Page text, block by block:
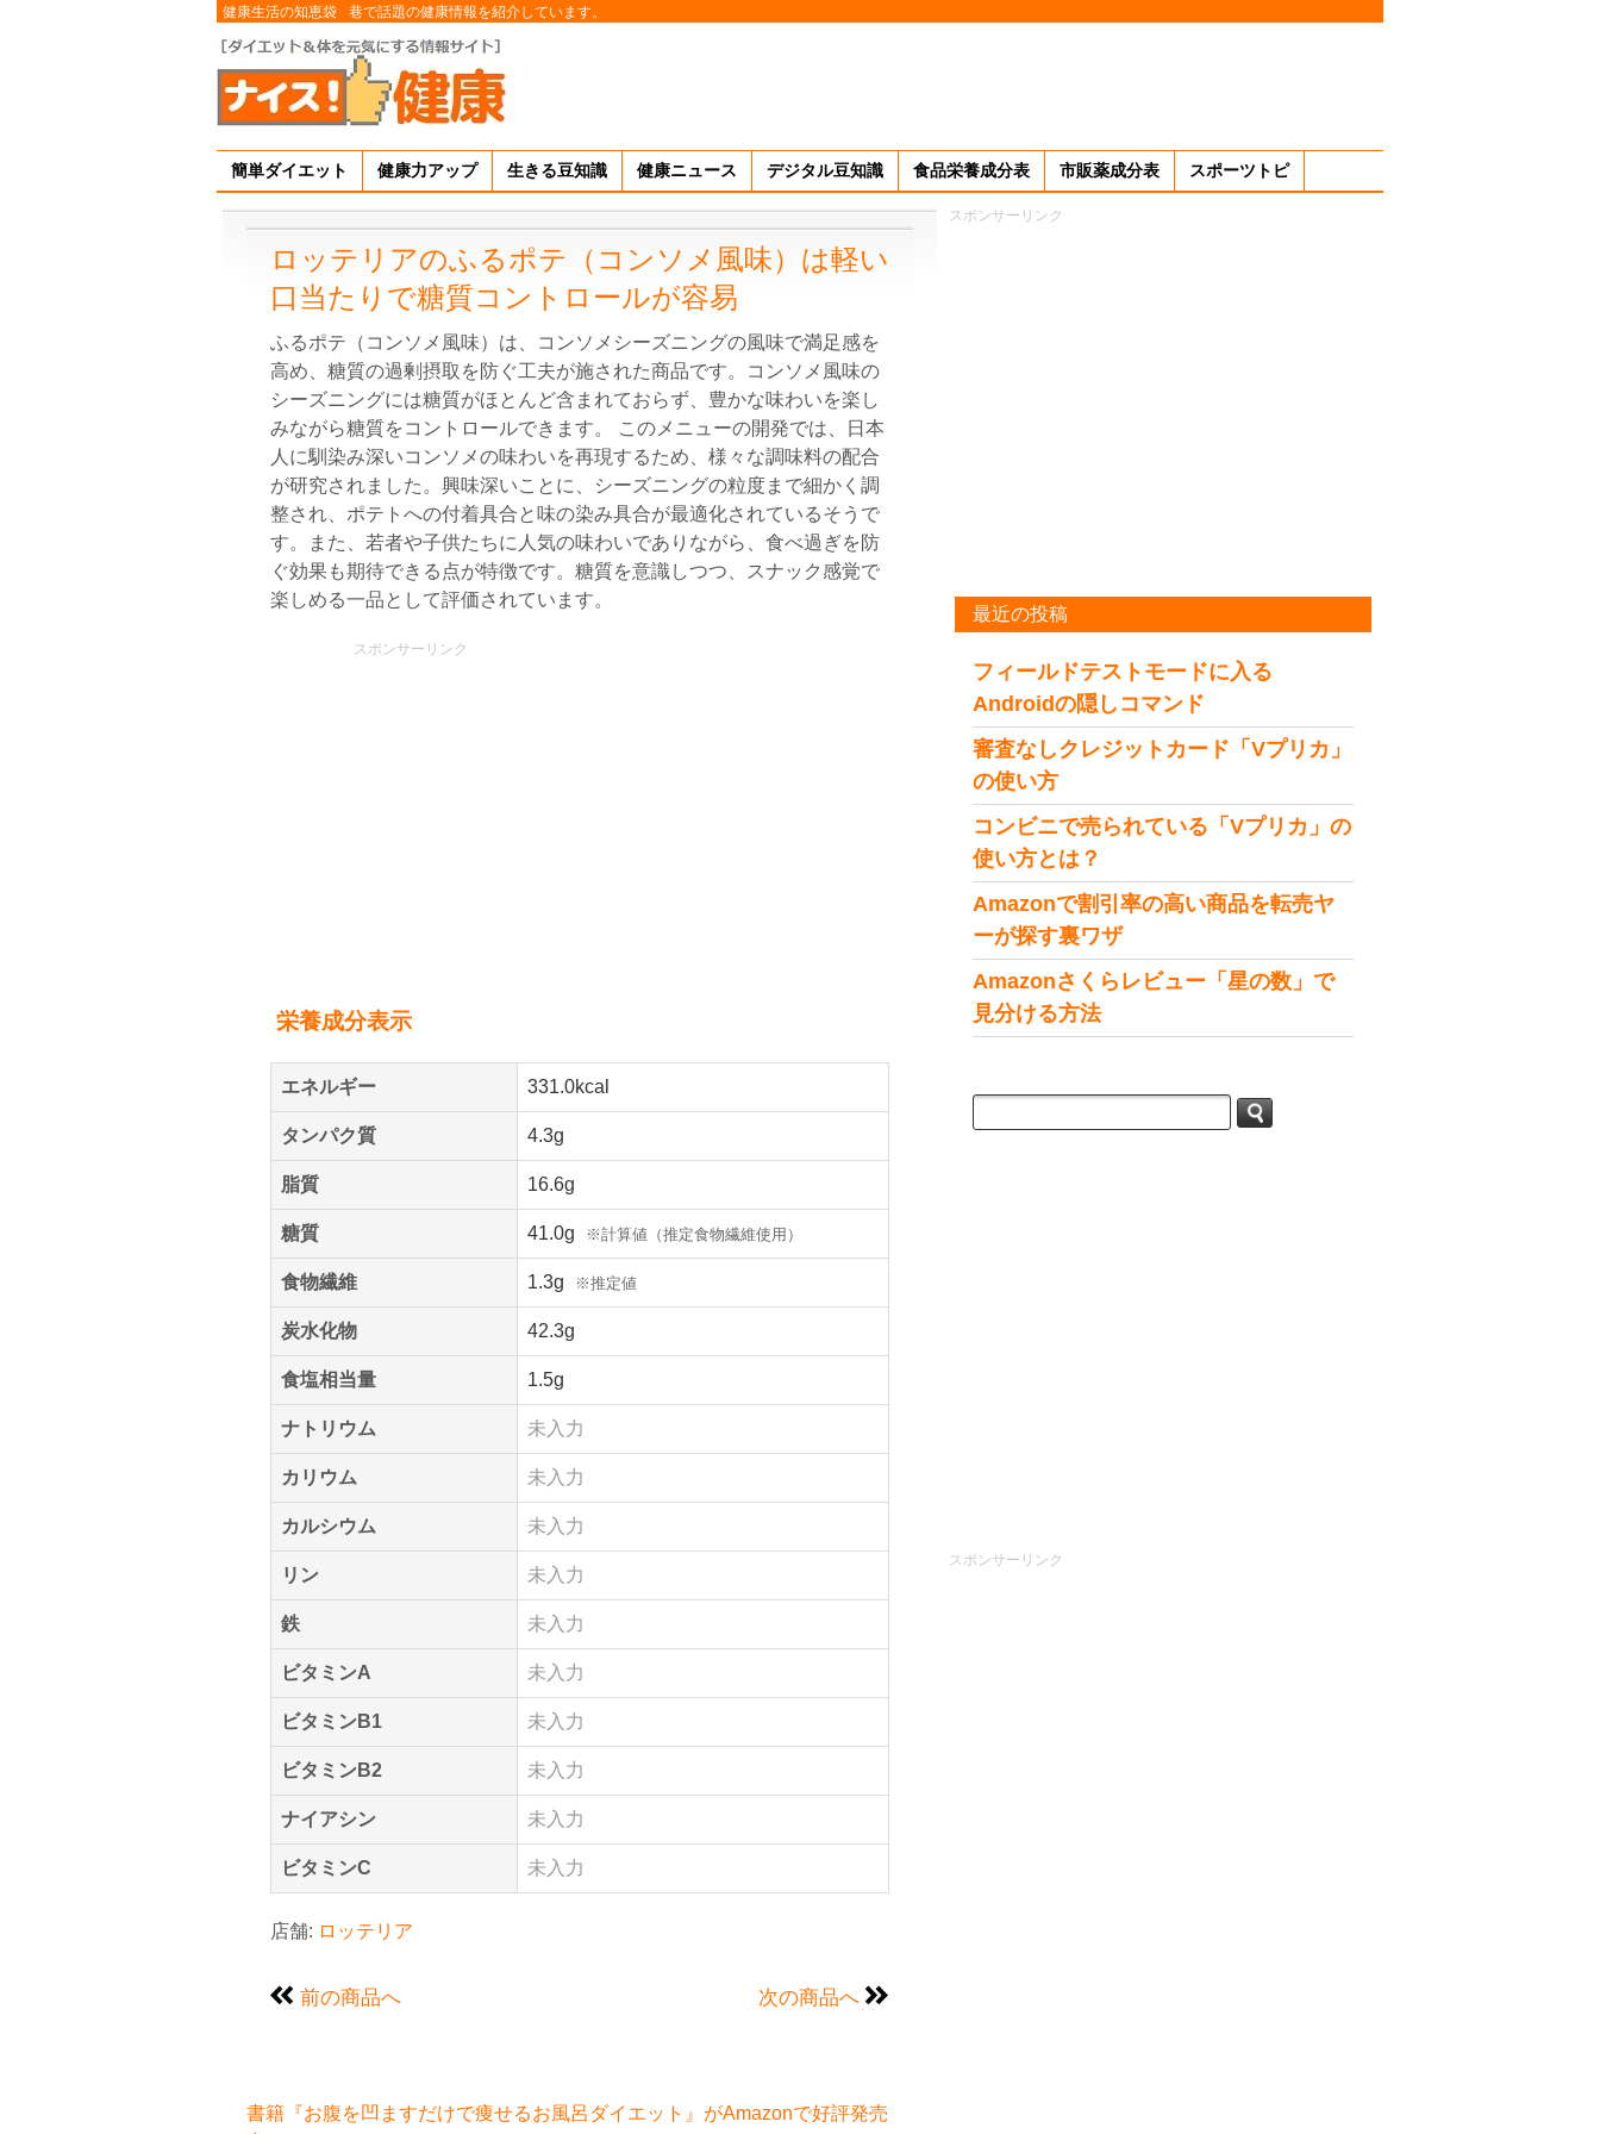
健康生活の知恵袋 巷で話題の健康情報を紹介しています。
簡単ダイエット 健康力アップ 生きる豆知識 健康ニュース デジタル豆知識 食品栄養成分表 市販薬成分表 スポーツトピ
ロッテリアのふるポテ（コンソメ風味）は軽い
口当たりで糖質コントロールが容易
ふるポテ（コンソメ風味）は、コンソメシーズニングの風味で満足感を
高め、糖質の過剰摂取を防ぐ工夫が施された商品です。コンソメ風味の
シーズニングには糖質がほとんど含まれておらず、豊かな味わいを楽し
みながら糖質をコントロールできます。 このメニューの開発では、日本
人に馴染み深いコンソメの味わいを再現するため、様々な調味料の配合
が研究されました。興味深いことに、シーズニングの粒度まで細かく調
整され、ポテトへの付着具合と味の染み具合が最適化されているそうで
す。また、若者や子供たちに人気の味わいでありながら、食べ過ぎを防
ぐ効果も期待できる点が特徴です。糖質を意識しつつ、スナック感覚で
楽しめる一品として評価されています。
スポンサーリンク
栄養成分表示
エネルギー 331.0kcal
タンパク質 4.3g
脂質 16.6g
糖質 41.0g ※計算値（推定食物繊維使用）
食物繊維 1.3g ※推定値
炭水化物 42.3g
食塩相当量 1.5g
ナトリウム 未入力
カリウム 未入力
カルシウム 未入力
リン 未入力
鉄 未入力
ビタミンA 未入力
ビタミンB1 未入力
ビタミンB2 未入力
ナイアシン 未入力
ビタミンC 未入力
店舗: ロッテリア
前の商品へ 次の商品へ
書籍『お腹を凹ますだけで痩せるお風呂ダイエット』がAmazonで好評発売
スポンサーリンク
最近の投稿
フィールドテストモードに入る
Androidの隠しコマンド
審査なしクレジットカード「Vプリカ」
の使い方
コンビニで売られている「Vプリカ」の
使い方とは？
Amazonで割引率の高い商品を転売ヤ
ーが探す裏ワザ
Amazonさくらレビュー「星の数」で
見分ける方法
スポンサーリンク